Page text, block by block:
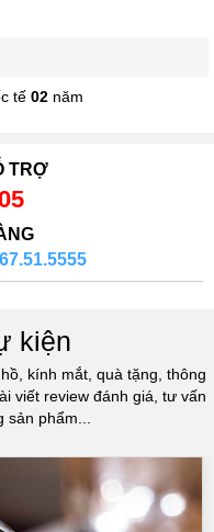
tế 02 năm
TRỢ
kiện
kính mắt, quà tặng, thông
viết review đánh giá, tư vấn
phẩm...